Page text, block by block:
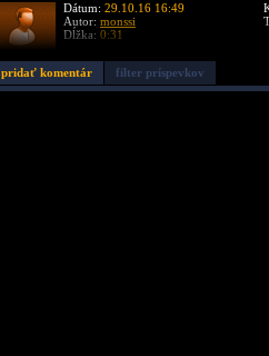
Dátum: 29.10.16 16:49
Autor: monssi
Dĺžka: 0:31
pridať komentár filter príspevkov